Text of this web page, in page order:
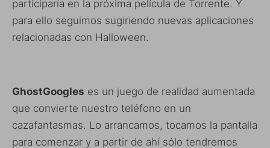
participaría en la próxima película de Torrente. Y
para ello seguimos sugiriendo nuevas aplicaciones
relacionadas con Halloween.
GhostGoogles es un juego de realidad aumentada
que convierte nuestro teléfono en un
cazafantasmas. Lo arrancamos, tocamos la pantalla
para comenzar y a partir de ahí sólo tendremos